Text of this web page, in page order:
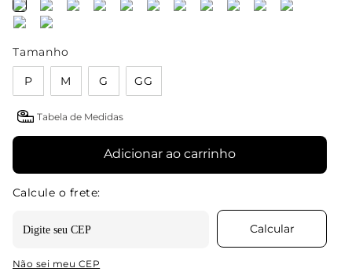
Tamanho
P M G GG
Tabela de Medidas
Adicionar ao carrinho
Não sei meu CEP